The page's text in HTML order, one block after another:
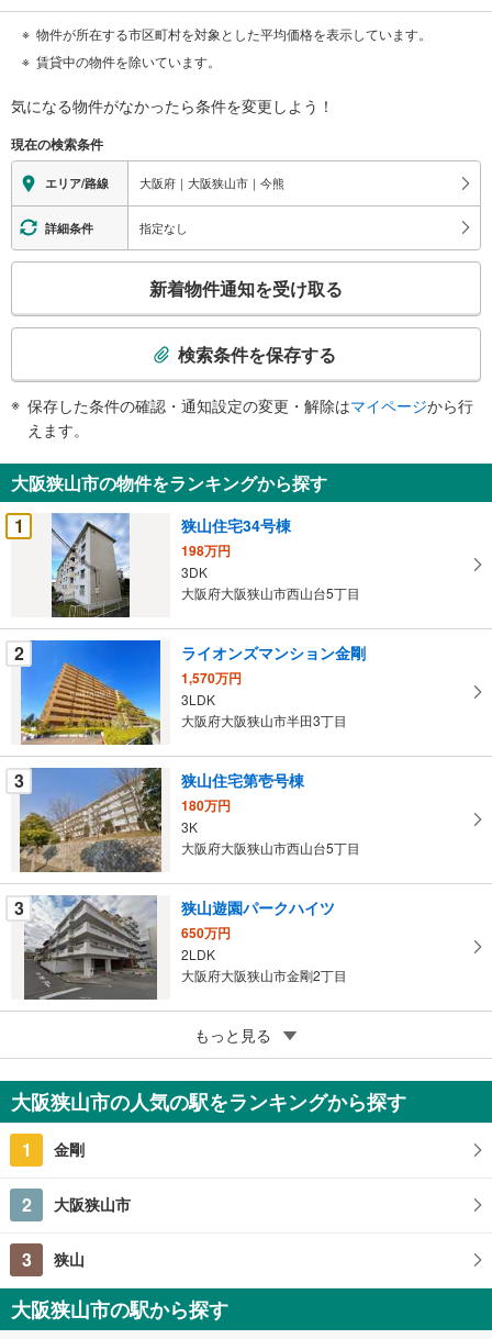
物件が所在する市区町村を対象とした平均価格を表示しています。
賃貸中の物件を除いています。
気になる物件がなかったら条件を変更しよう！
現在の検索条件
エリア/路線 大阪府｜大阪狭山市｜今熊
詳細条件 指定なし
検
知
を
受
け
条
件
マ
イ
ペ
ー
に
保
存
す
る
新着物件通知を受け取る
検索条件を保存する
保存した条件の確認・通知設定の変更・解除はマイページから行
えます。
大阪狭山市の物件をランキングから探す
1
狭山住宅34号棟
198万円
3DK
大阪府大阪狭山市西山台5丁目
2 ライオンズマンション金剛
1,570万円
3LDK
大阪府大阪狭山市半田3丁目
3 狭山住宅第壱号棟
180万円
3K
大阪府大阪狭山市西山台5丁目
3 狭山遊園パークハイツ
650万円
2LDK
大阪府大阪狭山市金剛2丁目
狭山レークハイツ 第壱号棟
1,200万円
2LDK
大阪府大阪狭山市狭山5丁目
もっと見る
大阪狭山市の人気の駅をランキングから探す
1 金剛
2 大阪狭山市
3 狭山
大阪狭山市の駅から探す